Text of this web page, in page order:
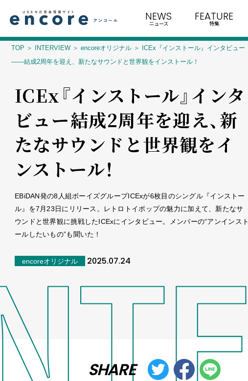
NEWS
ニュース
FEATURE
特集
TOP INTERVIEW encoreオリジナル
ICEx『インストール』インタビュー
――結成2周年を迎え、新たなサウンドと世界観をインストール！
ICEx『インストール』インタ
ビュー――結成2周年を迎え、新
たなサウンドと世界観をイ
ンストール！
EBiDAN発の8人組ボーイズグループICExが6枚目のシングル『インストー
ル』を7月23日にリリース。レトロトイポップの魅力に加えて、新たなサ
ウンドと世界観に挑戦したICExにインタビュー。メンバーの“アンインスト
ールしたいもの”も聞いた！
encoreオリジナル 2025.07.24
SHARE